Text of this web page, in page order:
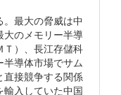
最大の脅威は中
大のメモリー半導
Ｔ）、長江存儲科
導体市場でサム
直接競争する関係
入していた中国